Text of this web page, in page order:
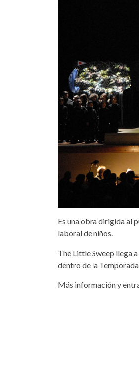
Es una obra dirigida al
laboral de niños.
The Little Sweep llega a
dentro de la
Más información y